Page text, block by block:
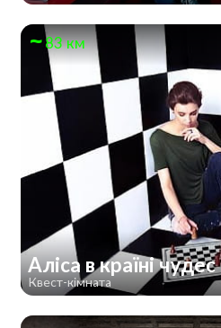
83 км
Аліса в країні чудес
Квест-кімната